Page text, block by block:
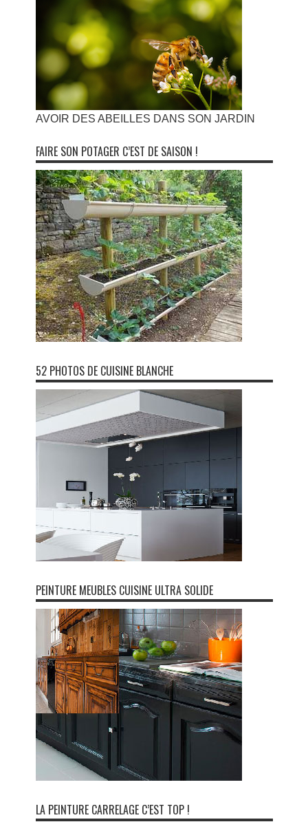
AVOIR DES ABEILLES DANS SON JARDIN
FAIRE SON POTAGER C’EST DE SAISON !
52 PHOTOS DE CUISINE BLANCHE
PEINTURE MEUBLES CUISINE ULTRA SOLIDE
LA PEINTURE CARRELAGE C’EST TOP !